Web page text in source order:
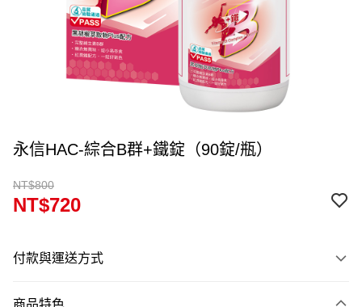
永信HAC-綜合B群+鐵錠（90錠/瓶）
NT$800
NT$720
付款與運送方式
商品特色